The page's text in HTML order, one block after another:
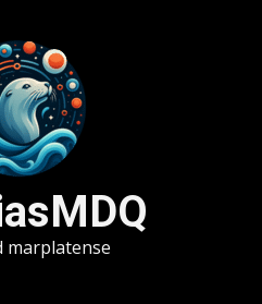
marplatense